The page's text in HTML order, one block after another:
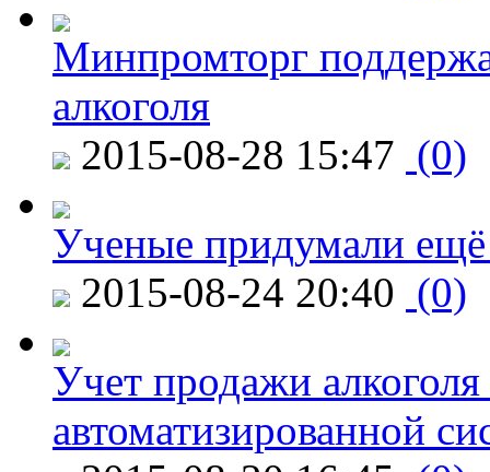
Минпромторг
алкоголя
2015-08-28 15:47 (0)
Ученые придумали ещё
2015-08-24 20:40 (0)
Учет продажи
автоматизированной